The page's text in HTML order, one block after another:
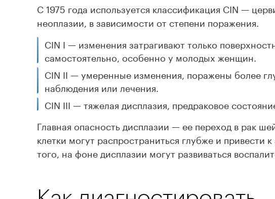
С 1975 года используется классификация CIN —
неоплазии, в зависимости от степени поражения.
CIN I — изменения затрагивают только
самостоятельно, особенно у молодых женщин.
CIN II — умеренные изменения, поражены более
наблюдения или лечения.
CIN III — тяжелая дисплазия, предраковое
Главная опасность дисплазии — ее переход в рак
клетки могут распространиться глубже и привести
того, на фоне дисплазии могут развиваться